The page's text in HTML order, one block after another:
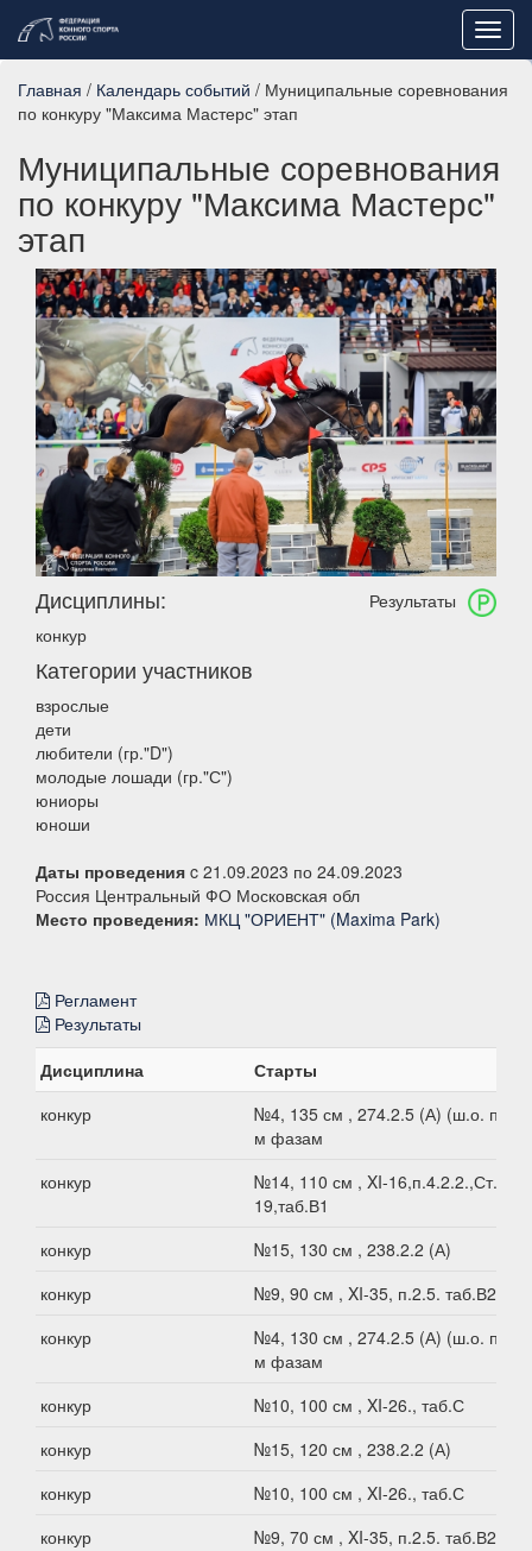
Главная / Календарь событий / Муниципальные соревнования
по конкуру "Максима Мастерс" этап
Муниципальные соревнования
по конкуру "Максима Мастерс"
этап
Результаты
Дисциплины:
конкур
Категории участников
взрослые
дети
любители (гр."D")
молодые лошади (гр."С")
юниоры
юноши
Даты проведения c 21.09.2023 по 24.09.2023
Россия Центральный ФО Московская обл
Место проведения: МКЦ "ОРИЕНТ" (Maxima Park)
Регламент
Результаты
Дисциплина
Старты
конкур
№4, 135 см , 274.2.5 (А) (ш.о. по 2-
м фазам
конкур
№14, 110 см , XI-16,п.4.2.2.,Ст.XI-
19,таб.В1
конкур
№15, 130 см , 238.2.2 (А)
конкур
№9, 90 см , XI-35, п.2.5. таб.В2
конкур
№4, 130 см , 274.2.5 (А) (ш.о. по 2-
м фазам
конкур
№10, 100 см , XI-26., таб.С
конкур
№15, 120 см , 238.2.2 (А)
конкур
№10, 100 см , XI-26., таб.С
конкур
№9, 70 см , XI-35, п.2.5. таб.В2